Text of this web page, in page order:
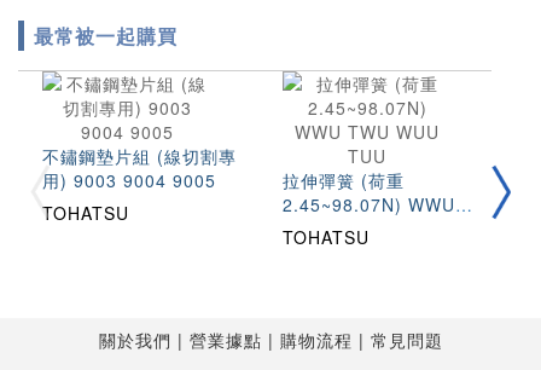
最常被一起購買
不鏽鋼墊片組 (線切割專
用) 9003 9004 9005
TOHATSU
拉伸彈簧 (荷重
2.45~98.07N) WWU
TWU WUU TUU
TOHATSU
關於我們 營業據點 購物流程
常見問題